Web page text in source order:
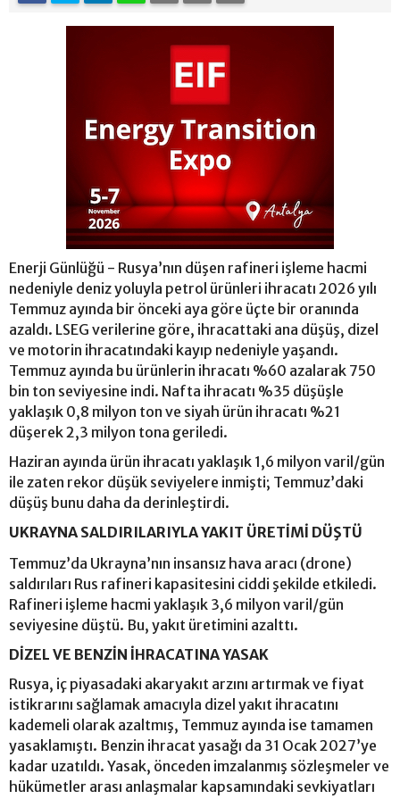
Enerji Günlüğü - Rusya’nın düşen rafineri işleme hacmi
nedeniyle deniz yoluyla petrol ürünleri ihracatı 2026 yılı
Temmuz ayında bir önceki aya göre üçte bir oranında
azaldı. LSEG verilerine göre, ihracattaki ana düşüş, dizel
ve motorin ihracatındaki kayıp nedeniyle yaşandı.
Temmuz ayında bu ürünlerin ihracatı %60 azalarak 750
bin ton seviyesine indi. Nafta ihracatı %35 düşüşle
yaklaşık 0,8 milyon ton ve siyah ürün ihracatı %21
düşerek 2,3 milyon tona geriledi.
Haziran ayında ürün ihracatı yaklaşık 1,6 milyon varil/gün
ile zaten rekor düşük seviyelere inmişti; Temmuz’daki
düşüş bunu daha da derinleştirdi.
UKRAYNA SALDIRILARIYLA YAKIT ÜRETİMİ DÜŞTÜ
Temmuz’da Ukrayna’nın insansız hava aracı (drone)
saldırıları Rus rafineri kapasitesini ciddi şekilde etkiledi.
Rafineri işleme hacmi yaklaşık 3,6 milyon varil/gün
seviyesine düştü. Bu, yakıt üretimini azalttı.
DİZEL VE BENZİN İHRACATINA YASAK
Rusya, iç piyasadaki akaryakıt arzını artırmak ve fiyat
istikrarını sağlamak amacıyla dizel yakıt ihracatını
kademeli olarak azaltmış, Temmuz ayında ise tamamen
yasaklamıştı. Benzin ihracat yasağı da 31 Ocak 2027’ye
kadar uzatıldı. Yasak, önceden imzalanmış sözleşmeler ve
hükümetler arası anlaşmalar kapsamındaki sevkiyatları